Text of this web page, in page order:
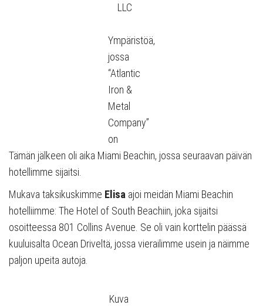
LLC
Ympäristöä,
jossa
“Atlantic
Iron &
Metal
Company”
on
Tämän jälkeen oli aika Miami Beachin, jossa seuraavan päivän
hotellimme sijaitsi.
Mukava taksikuskimme Elisa ajoi meidän Miami Beachin
hotelliimme: The Hotel of South Beachiin, joka sijaitsi
osoitteessa 801 Collins Avenue. Se oli vain korttelin päässä
kuuluisalta Ocean Driveltä, jossa vierailimme usein ja näimme
paljon upeita autoja.
Kuva